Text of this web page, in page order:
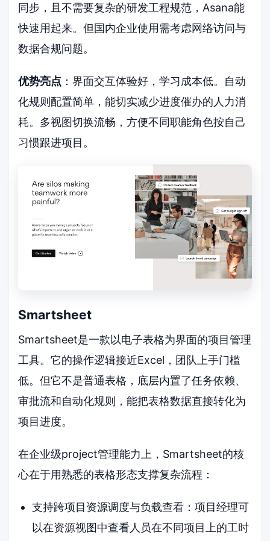
同步，且不需要复杂的研发工程规范，Asana能
快速用起来。但国内企业使用需考虑网络访问与
数据合规问题。
优势亮点 ：界面交互体验好，学习成本低。自动
化规则配置简单，能切实减少进度催办的人力消
耗。多视图切换流畅，方便不同职能角色按自己
习惯跟进项目。
Smartsheet
Smartsheet是一款以电子表格为界面的项目管理
工具。它的操作逻辑接近Excel，团队上手门槛
低。但它不是普通表格，底层内置了任务依赖、
审批流和自动化规则，能把表格数据直接转化为
项目进度。
在企业级project管理能力上，Smartsheet的核
心在于用熟悉的表格形态支撑复杂流程：
支持跨项目资源调度与负载查看：项目经理可
以在资源视图中查看人员在不同项目上的工时